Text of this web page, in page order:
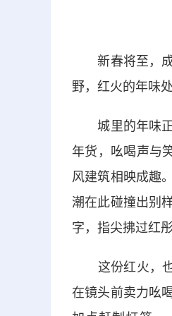
新春将至，成
野，红火的年味
城里的年味正
年货，吆喝声与
风建筑相映成趣
潮在此碰撞出别
字，指尖拂过红
这份红火，也
在镜头前卖力吆